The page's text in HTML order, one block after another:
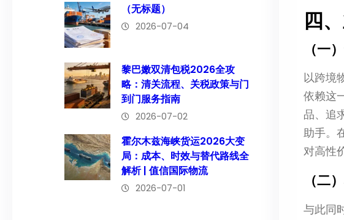
（无标题）
2026-07-04
黎巴嫩双清包税2026全攻
略：清关流程、关税政策与门
到门服务指南
2026-07-02
霍尔木兹海峡货运2026大变
局：成本、时效与替代路线全
解析 | 值信国际物流
2026-07-01
四
（一
以跨境
依赖这
品、追
助手。
对高性
（二
与此同